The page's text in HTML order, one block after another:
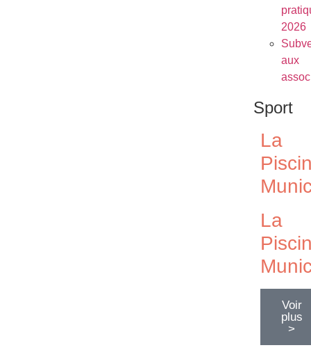
2026
aux
Sport
La
La
Voir
plus
>